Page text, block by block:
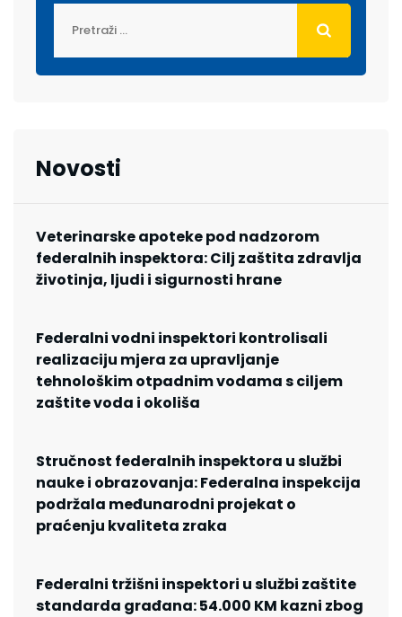
Novosti
Veterinarske apoteke pod nadzorom
federalnih inspektora: Cilj zaštita zdravlja
životinja, ljudi i sigurnosti hrane
Federalni vodni inspektori kontrolisali
realizaciju mjera za upravljanje
tehnološkim otpadnim vodama s ciljem
zaštite voda i okoliša
Stručnost federalnih inspektora u službi
nauke i obrazovanja: Federalna inspekcija
podržala međunarodni projekat o
praćenju kvaliteta zraka
Federalni tržišni inspektori u službi zaštite
standarda građana: 54.000 KM kazni zbog